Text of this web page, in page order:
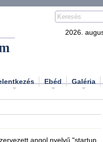
2026.
Ebéd Galéria
angol nyelvű "startup